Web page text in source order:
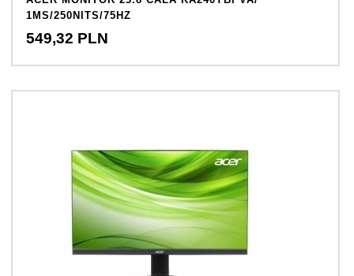
1MS/250NITS/75HZ
549,32 PLN